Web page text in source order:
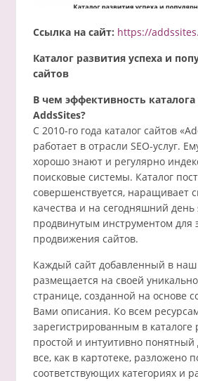
Ссылка на сайт: https://
Каталог развития успеха и
сайтов
В чем эффективность каталога
AddsSites?
С 2010-го года каталог сайтов
работает в отрасли SEO-услуг.
хорошо знают и регулярно
поисковые системы. Каталог
совершенствуется, наращивает
качества и на сегодняшний день
продвинутым инструментом для
продвижения сайтов.
Каждый сайт добавленный в наш
размещается на своей
странице, созданной на основе
Вами описания. Ко всем
зарегистрированным в каталоге
простой и интуитивно понятный
все, как в картотеке, разложено
соответствующих категориях и